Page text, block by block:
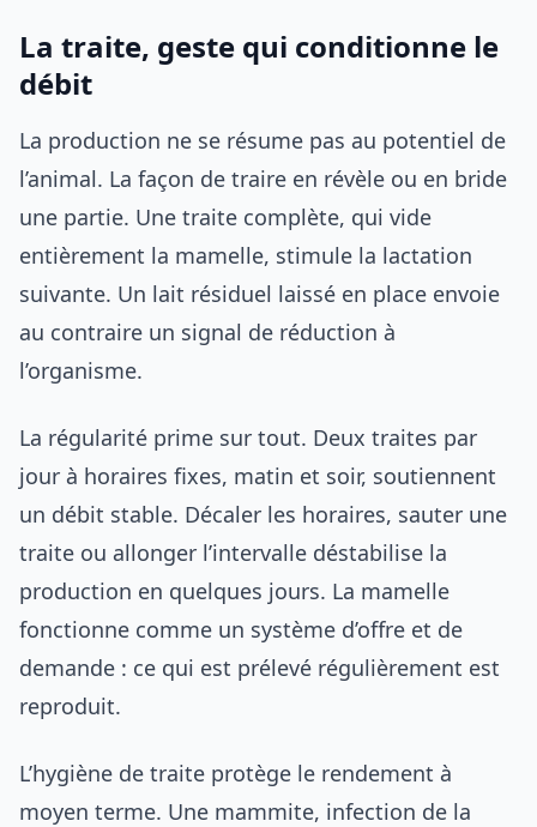
La traite, geste qui conditionne le
débit
La production ne se résume pas au potentiel de
l’animal. La façon de traire en révèle ou en bride
une partie. Une traite complète, qui vide
entièrement la mamelle, stimule la lactation
suivante. Un lait résiduel laissé en place envoie
au contraire un signal de réduction à
l’organisme.
La régularité prime sur tout. Deux traites par
jour à horaires fixes, matin et soir, soutiennent
un débit stable. Décaler les horaires, sauter une
traite ou allonger l’intervalle déstabilise la
production en quelques jours. La mamelle
fonctionne comme un système d’offre et de
demande : ce qui est prélevé régulièrement est
reproduit.
L’hygiène de traite protège le rendement à
moyen terme. Une mammite, infection de la